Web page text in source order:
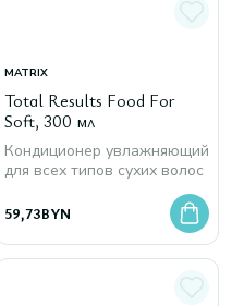
MATRIX
Total Results Food For
Soft, 300 мл
Кондиционер увлажняющий
для всех типов сухих волос
59,73BYN